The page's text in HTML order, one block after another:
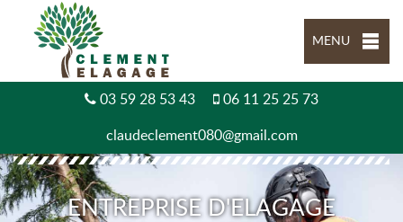
MENU
03 59 28 53 43 06 11 25 25 73
claudeclement080@gmail.com
ENTREPRISE D'ELAGAGE